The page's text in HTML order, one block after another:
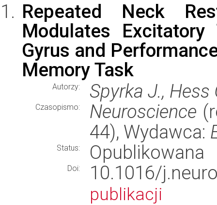
Repeated Neck
Modulates
Gyrus and
Memory Task
Autorzy: Spyrka J., Hess
Czasopismo: Neuroscience
44), Wydawca:
Status: Opublikowana
Doi: 10.1016/
publikacji